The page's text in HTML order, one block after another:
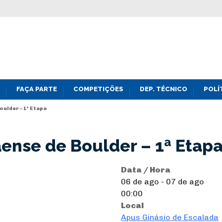
FAÇA PARTE COMPETIÇÕES DEP. TÉCNICO
– 1ª Etapa
de Boulder – 1ª
Data / Hora
06 de ago - 07 de ago
00:00
Local
Apus Ginásio de Escalada